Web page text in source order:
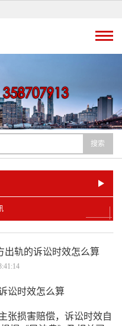
搜索
出轨的诉讼时效怎么算
讼时效怎么算
张损害赔偿，诉讼时效自